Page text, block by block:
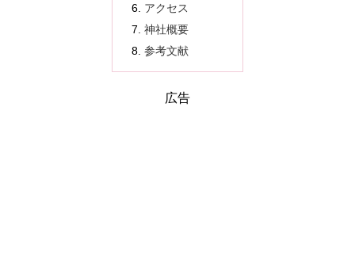
アクセス
神社概要
参考文献
広告